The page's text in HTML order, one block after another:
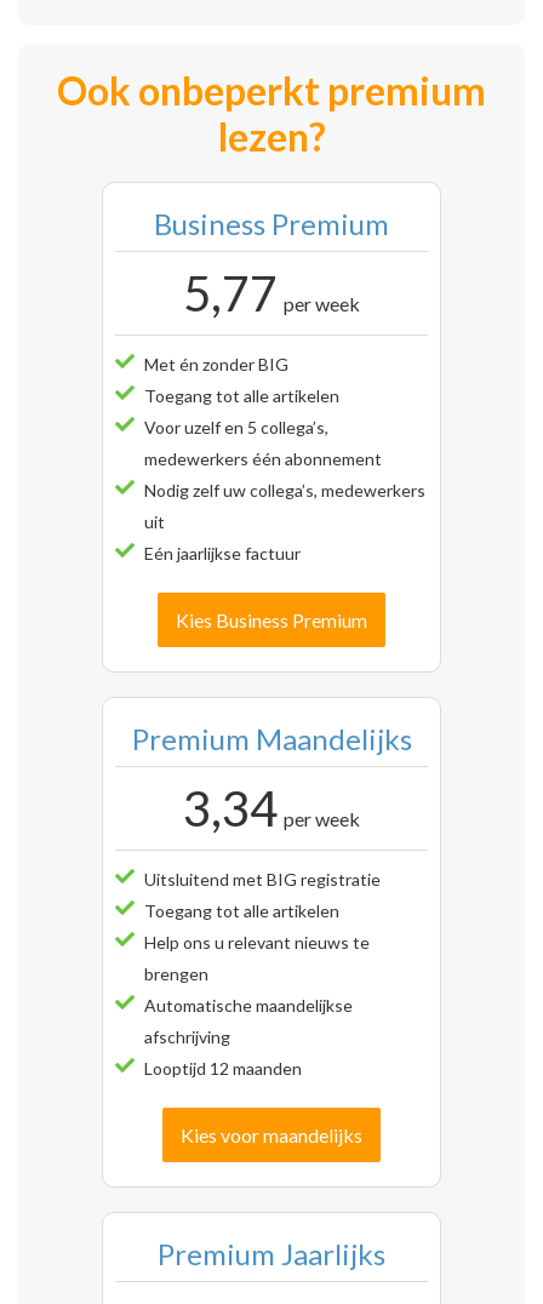
Ook onbeperkt premium
lezen?
Business Premium
5,77 per week
Met én zonder BIG
Toegang tot alle artikelen
Voor uzelf en 5 collega’s,
medewerkers één abonnement
Nodig zelf uw collega’s, medewerkers
uit
Eén jaarlijkse factuur
Kies Business Premium
Premium Maandelijks
3,34 per week
Uitsluitend met BIG registratie
Toegang tot alle artikelen
Help ons u relevant nieuws te
brengen
Automatische maandelijkse
afschrijving
Looptijd 12 maanden
Kies voor maandelijks
Premium Jaarlijks